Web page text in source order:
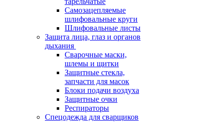
Самозацепляемые
шлифовальные круги
Шлифовальные листы
Защита лица, глаз и органов
дыхания
Сварочные маски,
шлемы и щитки
Защитные стекла,
запчасти для масок
Блоки подачи воздуха
Защитные очки
Респираторы
Спецодежда для сварщиков